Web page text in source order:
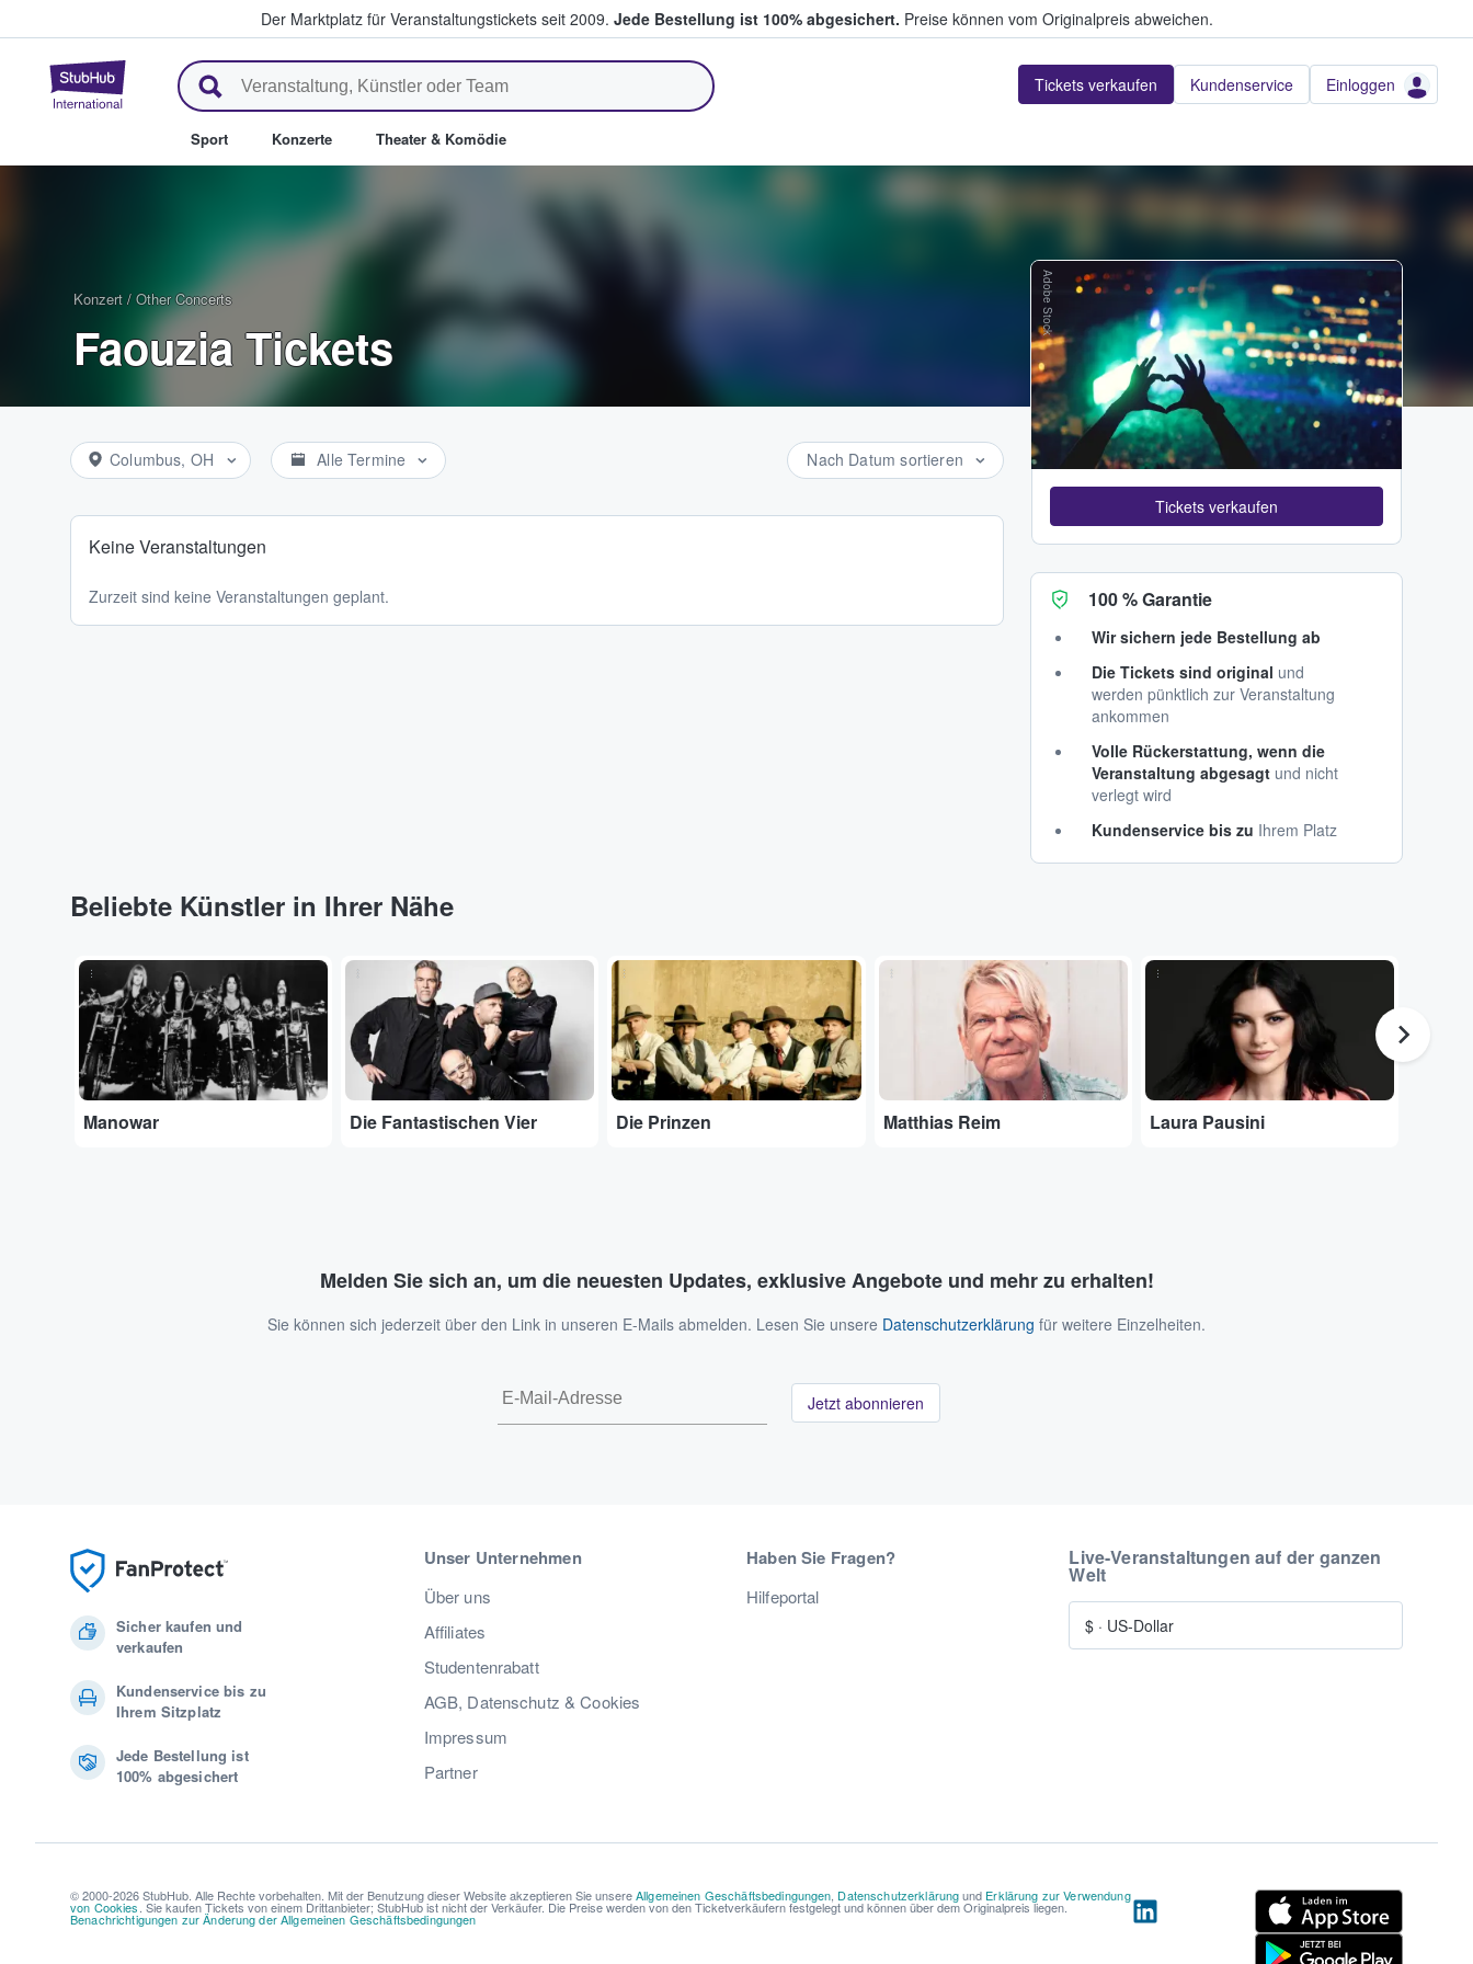
Der Marktplatz für Veranstaltungstickets seit 2009. Jede Bestellung ist 100% abgesichert. Preise können vom Originalpreis abweichen.
StubHub - Wo Fans Tickets kaufen & verkaufen Tickets verkaufen Kundenservice Einloggen
Sport Konzerte Theater & Komödie
Konzert / Other Concerts
Faouzia Tickets
Columbus, OH Alle Termine Nach Datum sortieren
Keine Veranstaltungen
Zurzeit sind keine Veranstaltungen geplant.
Adobe Stock
Tickets verkaufen
100 % Garantie
Wir sichern jede Bestellung ab
Die Tickets sind original und
werden pünktlich zur Veranstaltung
ankommen
Volle Rückerstattung, wenn die
Veranstaltung abgesagt und nicht
verlegt wird
Kundenservice bis zu Ihrem Platz
Beliebte Künstler in Ihrer Nähe
...
Manowar Die Fantastischen Vier
...
Die Prinzen Matthias Reim
...
Laura Pausini
Melden Sie sich an, um die neuesten Updates, exklusive Angebote und mehr zu erhalten!
Sie können sich jederzeit über den Link in unseren E-Mails abmelden. Lesen Sie unsere Datenschutzerklärung für weitere Einzelheiten.
Jetzt abonnieren
Sicher kaufen und
verkaufen
Kundenservice bis zu
Ihrem Sitzplatz
Jede Bestellung ist
100% abgesichert
Unser Unternehmen
Über uns
Affiliates
Studentenrabatt
AGB, Datenschutz & Cookies
Impressum
Partner
Haben Sie Fragen?
Hilfeportal
Live-Veranstaltungen auf der ganzen
Welt
$ · US-Dollar
© 2000-2026 StubHub. Alle Rechte vorbehalten. Mit der Benutzung dieser Website akzeptieren Sie unsereAllgemeinen Geschäftsbedingungen Datenschutzerklärungund Erklärung zur Verwendung
von Cookies . Sie kaufen Tickets von einem Drittanbieter; StubHub ist nicht der Verkäufer. Die Preise werden von den Ticketverkäufern festgelegt und können über dem Originalpreis liegen.
Benachrichtigungen zur Änderung der Allgemeinen Geschäftsbedingungen